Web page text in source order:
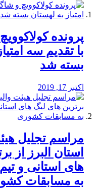
پرونده
با تقدیم سه
بسته شد
اکتبر 17, 2019
مراسم تجلیل
استان البرز از
های استانی و
به مسابقات